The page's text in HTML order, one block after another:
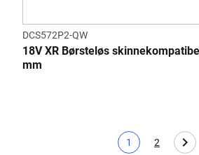
DCS572P2-QW
18V XR Børsteløs
mm
Nåværende side
1
Page
2